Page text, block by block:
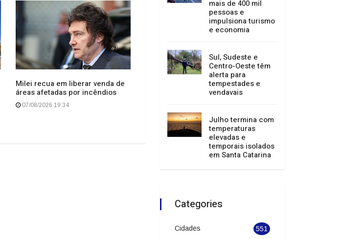
Milei recua em liberar venda de
áreas afetadas por incêndios
07/08/2026 19:34
Câmara de Joinville aprova
moções por ampliação do
desocupação de imóvel da União
05/08/2026 15:02
Festival de Dança
de Joinville atrai
mais de 400 mil
e economia
Sul, Sudeste e
Centro-Oeste têm
vendavais
Julho termina com
temperaturas
Categories